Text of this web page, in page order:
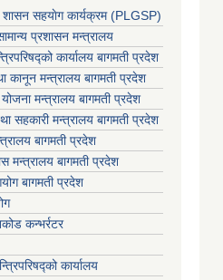
शासन सहयाेग कार्यक्रम (PLGSP)
प्रशासन मन्त्रालय
कार्यालय बागमती प्रदेश
कानून मन्त्रालय बागमती प्रदेश
मन्त्रालय बागमती प्रदेश
सहकारी मन्त्रालय बागमती प्रदेश
बागमती प्रदेश
मन्त्रालय बागमती प्रदेश
बागमती प्रदेश
कन्भर्रटर
कार्यालय